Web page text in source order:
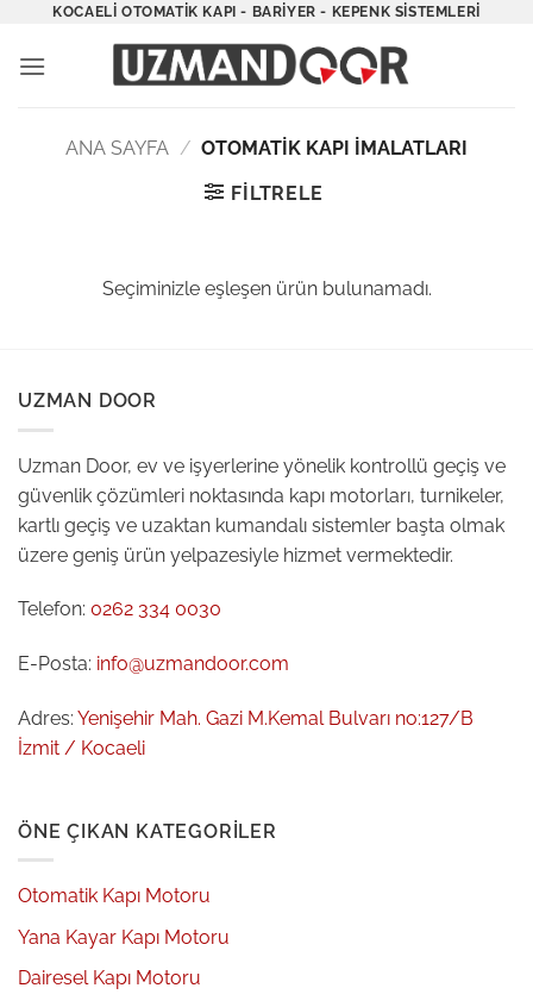
İçeriğeKOCAELI OTOMATIK KAPI - BARIYER - KEPENK SISTEMLERI
ANA SAYFA / OTOMATIK KAPI İMALATLARI
FILTRELE
Seçiminizle eşleşen ürün bulunamadı.
UZMAN DOOR
Uzman Door, ev ve işyerlerine yönelik kontrollü geçiş ve
güvenlik çözümleri noktasında kapı motorları, turnikeler,
kartlı geçiş ve uzaktan kumandalı sistemler başta olmak
üzere geniş ürün yelpazesiyle hizmet vermektedir.
Telefon: 0262 334 0030
E-Posta: info@uzmandoor.com
Adres: Yenişehir Mah. Gazi M.Kemal Bulvarı no:127/B
İzmit / Kocaeli
ÖNE ÇIKAN KATEGORILER
Otomatik Kapı Motoru
Yana Kayar Kapı Motoru
Dairesel Kapı Motoru